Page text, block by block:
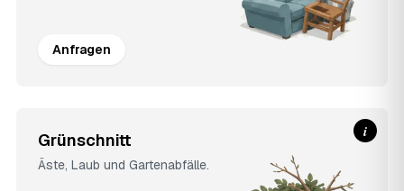
Anfragen
Grünschnitt
Äste, Laub und Gartenabfälle.
i